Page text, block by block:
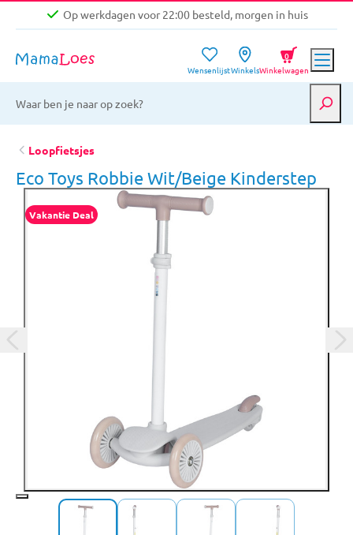
Op werkdagen voor 22:00 besteld, morgen in huis
Gratis verzending vanaf €39,-
Op werkdagen voor 22:00 besteld, morgen in huis
WensenlijstWinkelsWinkelwagen
0
Loopfietsjes
Eco Toys Robbie Wit/Beige Kinderstep
Vakantie Deal